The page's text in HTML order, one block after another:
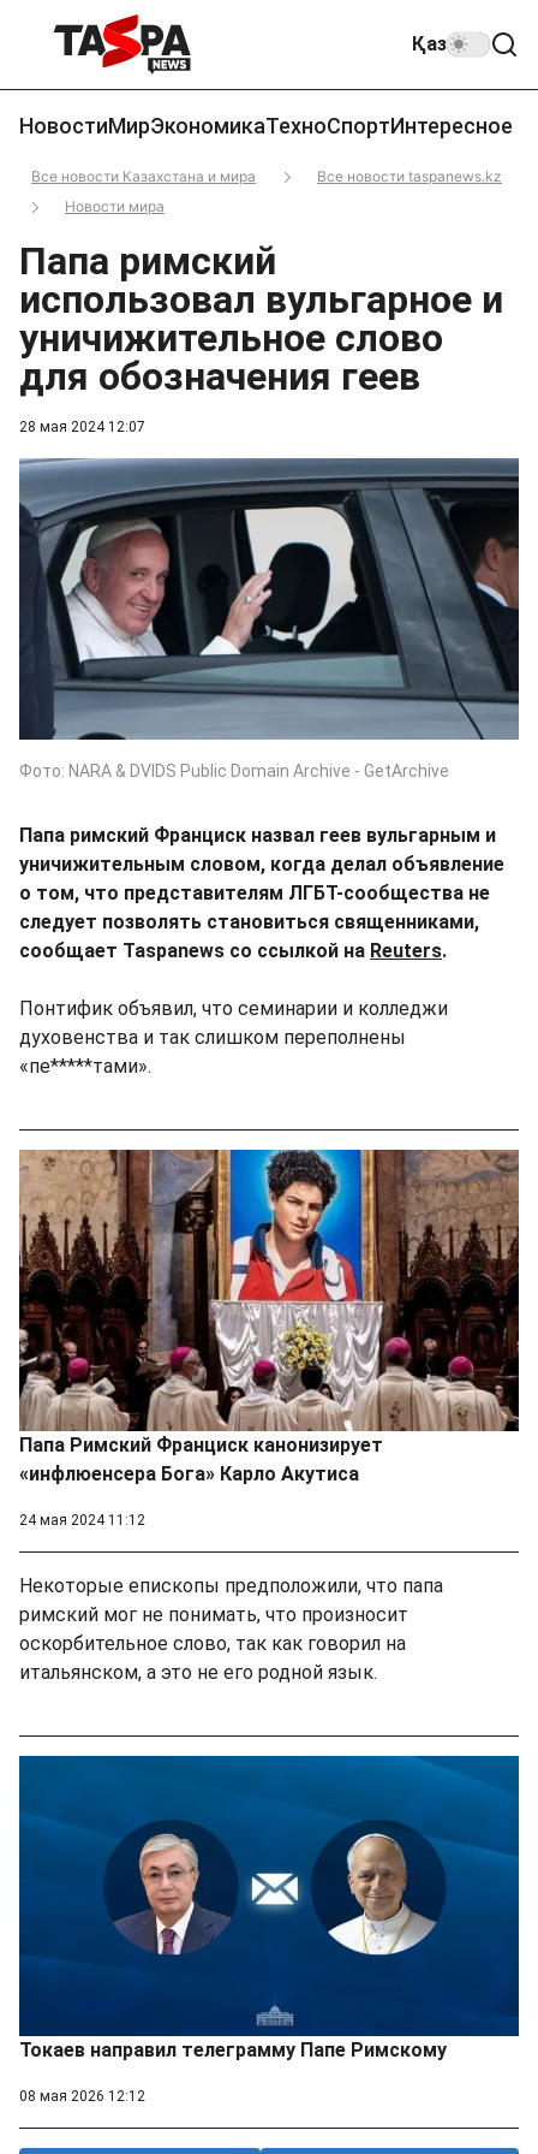
Қаз
НовостиМирЭкономикаТехноСпортИнтересное
Все новости Казахстана и мира
Все новости taspanews.kz
Новости мира
28 мая 2024 12:07
Папа римский
использовал вульгарное и
уничижительное слово
для обозначения геев
Фото: NARA & DVIDS Public Domain Archive - GetArchive
Папа римский Франциск назвал геев вульгарным и
уничижительным словом, когда делал объявление
о том, что представителям ЛГБТ-сообщества не
следует позволять становиться священниками,
сообщает Taspanews со ссылкой на Reuters.
Понтифик объявил, что семинарии и колледжи
духовенства и так слишком переполнены
«пе*****тами».
Папа Римский Франциск канонизирует
«инфлюенсера Бога» Карло Акутиса
24 мая 2024 11:12
Некоторые епископы предположили, что папа
римский мог не понимать, что произносит
оскорбительное слово, так как говорил на
итальянском, а это не его родной язык.
Токаев направил телеграмму Папе Римскому
08 мая 2026 12:12